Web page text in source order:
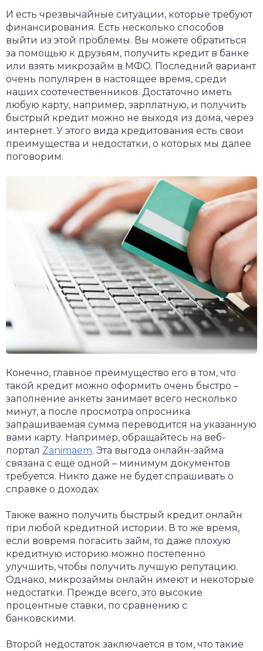
И есть чрезвычайные ситуации, которые требуют
финансирования. Есть несколько способов
выйти из этой проблемы. Вы можете обратиться
за помощью к друзьям, получить кредит в банке
или взять микрозайм в МФО. Последний вариант
очень популярен в настоящее время, среди
наших соотечественников. Достаточно иметь
любую карту, например, зарплатную, и получить
быстрый кредит можно не выходя из дома, через
интернет. У этого вида кредитования есть свои
преимущества и недостатки, о которых мы далее
поговорим.
Конечно, главное преимущество его в том, что
такой кредит можно оформить очень быстро –
заполнение анкеты занимает всего несколько
минут, а после просмотра опросника
запрашиваемая сумма переводится на указанную
вами карту. Например, обращайтесь на веб-
портал Zanimaem. Эта выгода онлайн-займа
связана с ещё одной – минимум документов
требуется. Никто даже не будет спрашивать о
справке о доходах.
Также важно получить быстрый кредит онлайн
при любой кредитной истории. В то же время,
если вовремя погасить займ, то даже плохую
кредитную историю можно постепенно
улучшить, чтобы получить лучшую репутацию.
Однако, микрозаймы онлайн имеют и некоторые
недостатки. Прежде всего, это высокие
процентные ставки, по сравнению с
банковскими.
Второй недостаток заключается в том, что такие